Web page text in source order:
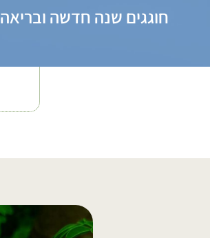
חוגגים שנה חדשה ובריאה